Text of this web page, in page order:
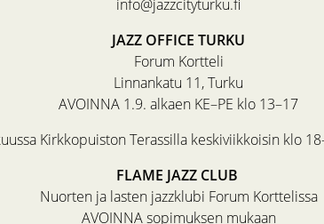
info@jazzcityturku.fi
JAZZ OFFICE TURKU
Forum Kortteli
Linnankatu 11, Turku
AVOINNA 1.9. alkaen KE–PE klo 13–17
Kirkkopuiston Terassilla keskiviikkoisin klo
FLAME JAZZ CLUB
Nuorten ja lasten jazzklubi Forum Korttelissa
AVOINNA sopimuksen mukaan